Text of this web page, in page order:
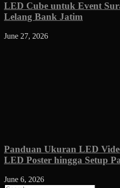
LED Cube untuk Event
Lelang Bank Jatim
June 27, 2026
Panduan Ukuran LED
LED Poster hingga Setup
June 6, 2026